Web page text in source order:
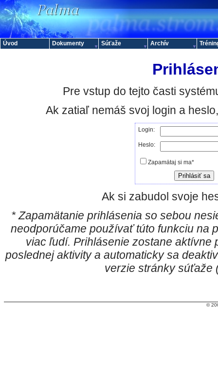
Pre vstup do tejto časti
Ak zatiaľ nemáš svoj login a
Login:
Heslo:
Zapamätaj si ma*
Ak si zabudol svoje
* Zapamätanie prihlásenia so sebou
neodporúčame používať túto funkciu na
viac ľudí. Prihlásenie zostane aktívne
poslednej aktivity a automaticky sa
verzie stránky súťaže
©
Úvod Dokumenty Súťaže Archív